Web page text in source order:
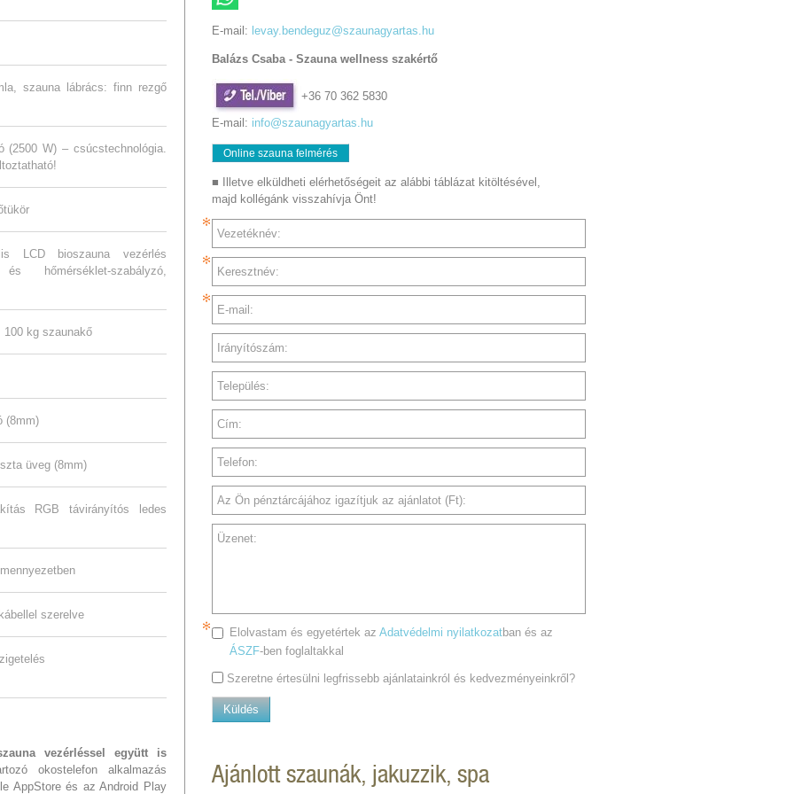
E-mail: levay.bendeguz@szaunagyartas.hu
Balázs Csaba - Szauna wellness szakértő
+36 70 362 5830
E-mail: info@szaunagyartas.hu
Online szauna felmérés
■ Illetve elküldheti elérhetőségeit az alábbi táblázat kitöltésével,
majd kollégánk visszahívja Önt!
Vezetéknév:
Keresztnév:
E-mail:
Irányítószám:
Település:
Cím:
Telefon:
Az Ön pénztárcájához igazítjuk az ajánlatot (Ft):
Üzenet:
Elolvastam és egyetértek az Adatvédelmi nyilatkozatban és az
ÁSZF-ben foglaltakkal
Szeretne értesülni legfrissebb ajánlatainkról és kedvezményeinkről?
Küldés
Ajánlott szaunák, jakuzzik, spa
szauna lábrács: finn rezgő
(2500 W) – csúcstechnológia.
LCD bioszauna vezérlés
hőmérséklet-szabályzó,
kg szaunakő
(8mm)
üveg (8mm)
RGB távirányítós ledes
szerelve
vezérléssel együtt is
okostelefon alkalmazás
AppStore és az Android Play